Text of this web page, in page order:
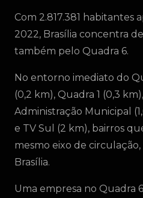
Com 2.817.381 habitantes
2022, Brasília concentra
também pelo Quadra 6.
No entorno imediato do
(0,2 km), Quadra 1 (0,3
Administração Municipal
e TV Sul (2 km), bairros
mesmo eixo de
Brasília.
Uma empresa no Quadra